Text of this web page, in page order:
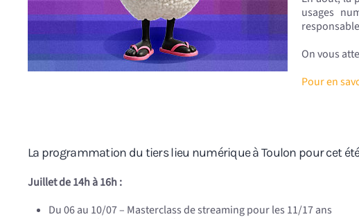
usages
On vous
Pour en
La programmation du tiers lieu numérique à Toulon pour cet
Juillet de 14h à 16h :
Du 06 au 10/07 – Masterclass de streaming pour les 11/17 ans